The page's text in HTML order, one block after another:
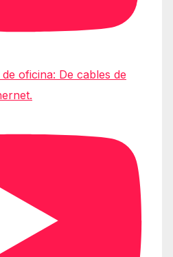
oficina: De cables de